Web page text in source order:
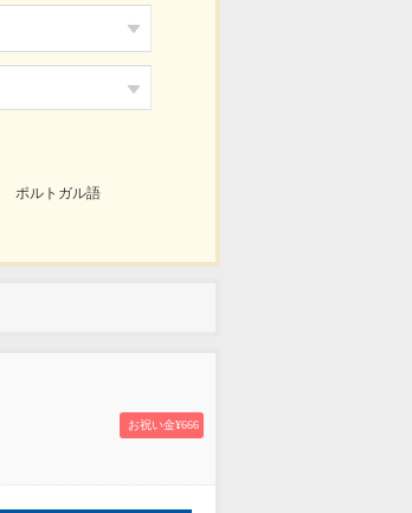


ポルトガル語
お祝い金¥666